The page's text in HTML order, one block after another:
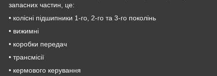
запасних частин, це:
• колісні підшипники 1-го, 2-го та 3-го поколінь
• вижимні
• коробки передач
• трансмісії
• кермового керування